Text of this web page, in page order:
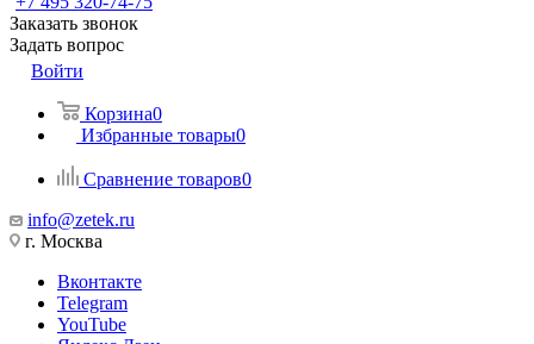
Заказать звонок
Задать вопрос
Войти
Корзина0
Избранные товары0
Сравнение товаров0
info@zetek.ru
г. Москва
Вконтакте
Telegram
YouTube